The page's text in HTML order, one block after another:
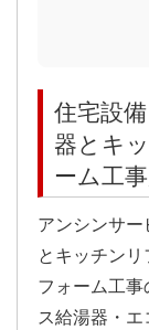
住宅設
器とキ
ーム工
アンシンサ
とキッチン
フォーム工
ス給湯器・